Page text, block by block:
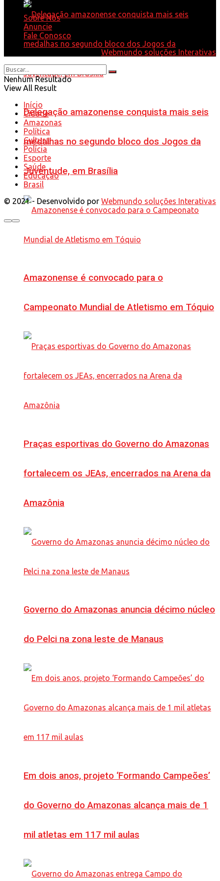
Delegação amazonense conquista mais seis
medalhas no segundo bloco dos Jogos da
Juventude, em Brasília
Amazonense é convocado para o
Campeonato Mundial de Atletismo em Tóquio
Praças esportivas do Governo do Amazonas
fortalecem os JEAs, encerrados na Arena da
Amazônia
Governo do Amazonas anuncia décimo núcleo
do Pelci na zona leste de Manaus
Em dois anos, projeto ‘Formando Campeões’
do Governo do Amazonas alcança mais de 1
mil atletas em 117 mil aulas
Sobre Nós
Anuncie
Fale Conosco
Webmundo soluções Interativas
Nenhum Resultado
View All Result
Início
Cidade
Amazonas
Política
Cultura
Polícia
Esporte
Saúde
Educação
Brasil
© 2021 - Desenvolvido por Webmundo soluções Interativas